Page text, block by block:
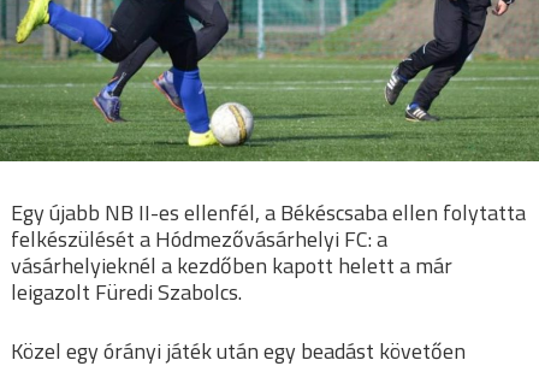
Egy újabb NB II-es ellenfél, a Békéscsaba ellen folytatta
felkészülését a Hódmezővásárhelyi FC: a
vásárhelyieknél a kezdőben kapott helett a már
leigazolt Füredi Szabolcs.
Közel egy órányi játék után egy beadást követően